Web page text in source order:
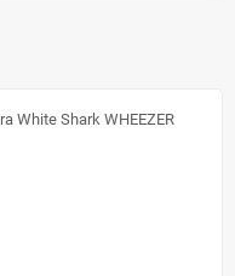
White Shark WHEEZER